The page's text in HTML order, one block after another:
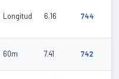
Longitud 6.16 744
60m 7.41 742